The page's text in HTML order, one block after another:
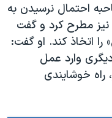
احتمال نرسیدن به
نیز مطرح کرد و گفت
اتخاذ کند. او گفت:
دیگری وارد عمل
راه خوشایندی